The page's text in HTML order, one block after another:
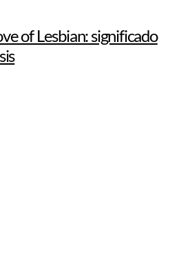
of Lesbian: significado